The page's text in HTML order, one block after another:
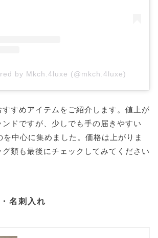
by Mkch.4luxe (@mkch.4luxe)
すすめアイテムをご紹介します。値上が
ンドですが、少しでも手の届きやすい
を中心に集めました。価格は上がりま
類も最後にチェックしてみてください
名刺入れ